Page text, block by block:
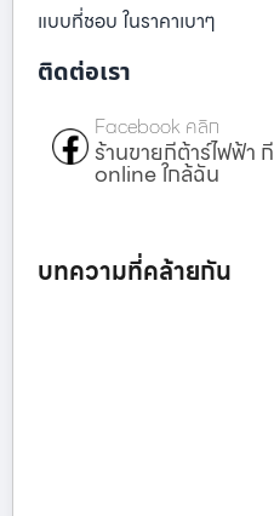
แบบที่ชอบ ในราคาเบาๆ
ติดต่อเรา
Facebook คลิก
ร้านขายกีต้าร์ไฟฟ้า
online ใกล้ฉัน
บทความที่คล้ายกัน